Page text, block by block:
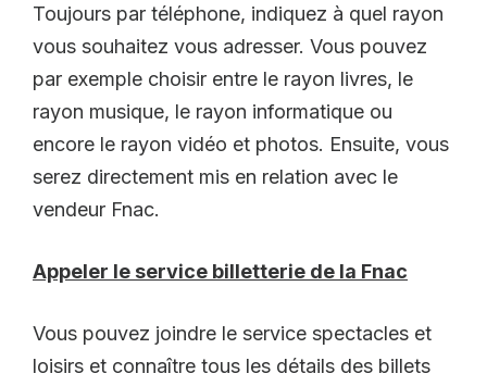
Toujours par téléphone, indiquez à quel rayon
vous souhaitez vous adresser. Vous pouvez
par exemple choisir entre le rayon livres, le
rayon musique, le rayon informatique ou
encore le rayon vidéo et photos. Ensuite, vous
serez directement mis en relation avec le
vendeur Fnac.
Appeler le service billetterie de la Fnac
Vous pouvez joindre le service spectacles et
loisirs et connaître tous les détails des billets